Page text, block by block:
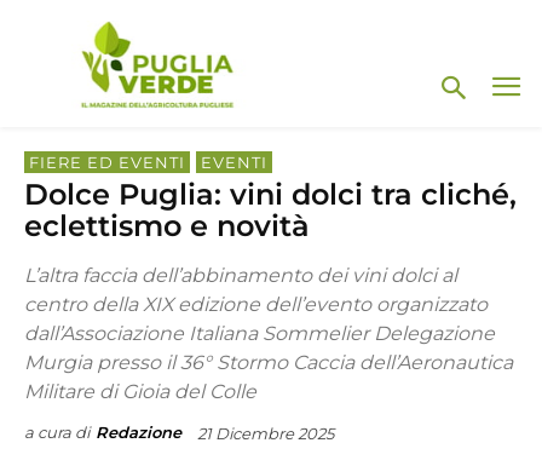
FIERE ED EVENTI EVENTI
Dolce Puglia: vini dolci tra cliché,
eclettismo e novità
L’altra faccia dell’abbinamento dei vini dolci al
centro della XIX edizione dell’evento organizzato
dall’Associazione Italiana Sommelier Delegazione
Murgia presso il 36° Stormo Caccia dell’Aeronautica
Militare di Gioia del Colle
a cura di Redazione 21 Dicembre 2025